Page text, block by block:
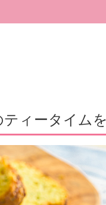
ィータイムを